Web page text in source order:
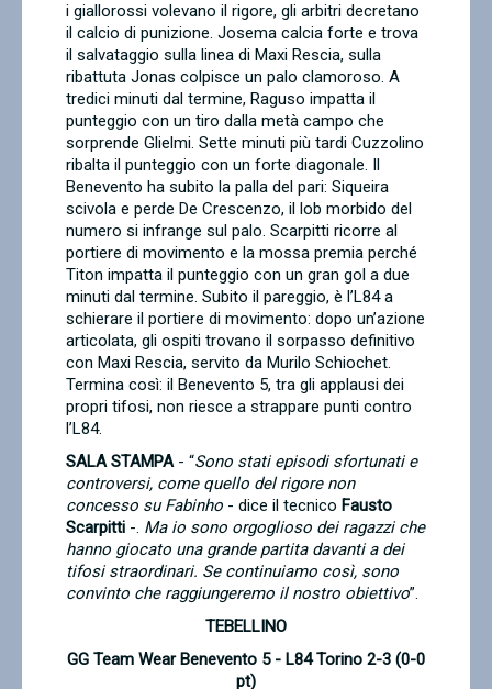
i giallorossi volevano il rigore, gli arbitri decretano
il calcio di punizione. Josema calcia forte e trova
il salvataggio sulla linea di Maxi Rescia, sulla
ribattuta Jonas colpisce un palo clamoroso. A
tredici minuti dal termine, Raguso impatta il
punteggio con un tiro dalla metà campo che
sorprende Glielmi. Sette minuti più tardi Cuzzolino
ribalta il punteggio con un forte diagonale. Il
Benevento ha subito la palla del pari: Siqueira
scivola e perde De Crescenzo, il lob morbido del
numero si infrange sul palo. Scarpitti ricorre al
portiere di movimento e la mossa premia perché
Titon impatta il punteggio con un gran gol a due
minuti dal termine. Subito il pareggio, è l’L84 a
schierare il portiere di movimento: dopo un’azione
articolata, gli ospiti trovano il sorpasso definitivo
con Maxi Rescia, servito da Murilo Schiochet.
Termina così: il Benevento 5, tra gli applausi dei
propri tifosi, non riesce a strappare punti contro
l’L84.
SALA STAMPA- “Sono stati episodi sfortunati e
controversi, come quello del rigore non
concesso su Fabinho - dice il tecnico Fausto
Scarpitti -. Ma io sono orgoglioso dei ragazzi che
hanno giocato una grande partita davanti a dei
tifosi straordinari. Se continuiamo così, sono
convinto che raggiungeremo il nostro obiettivo”.
TEBELLINO
GG Team Wear Benevento 5 - L84 Torino 2-3 (0-0
pt)